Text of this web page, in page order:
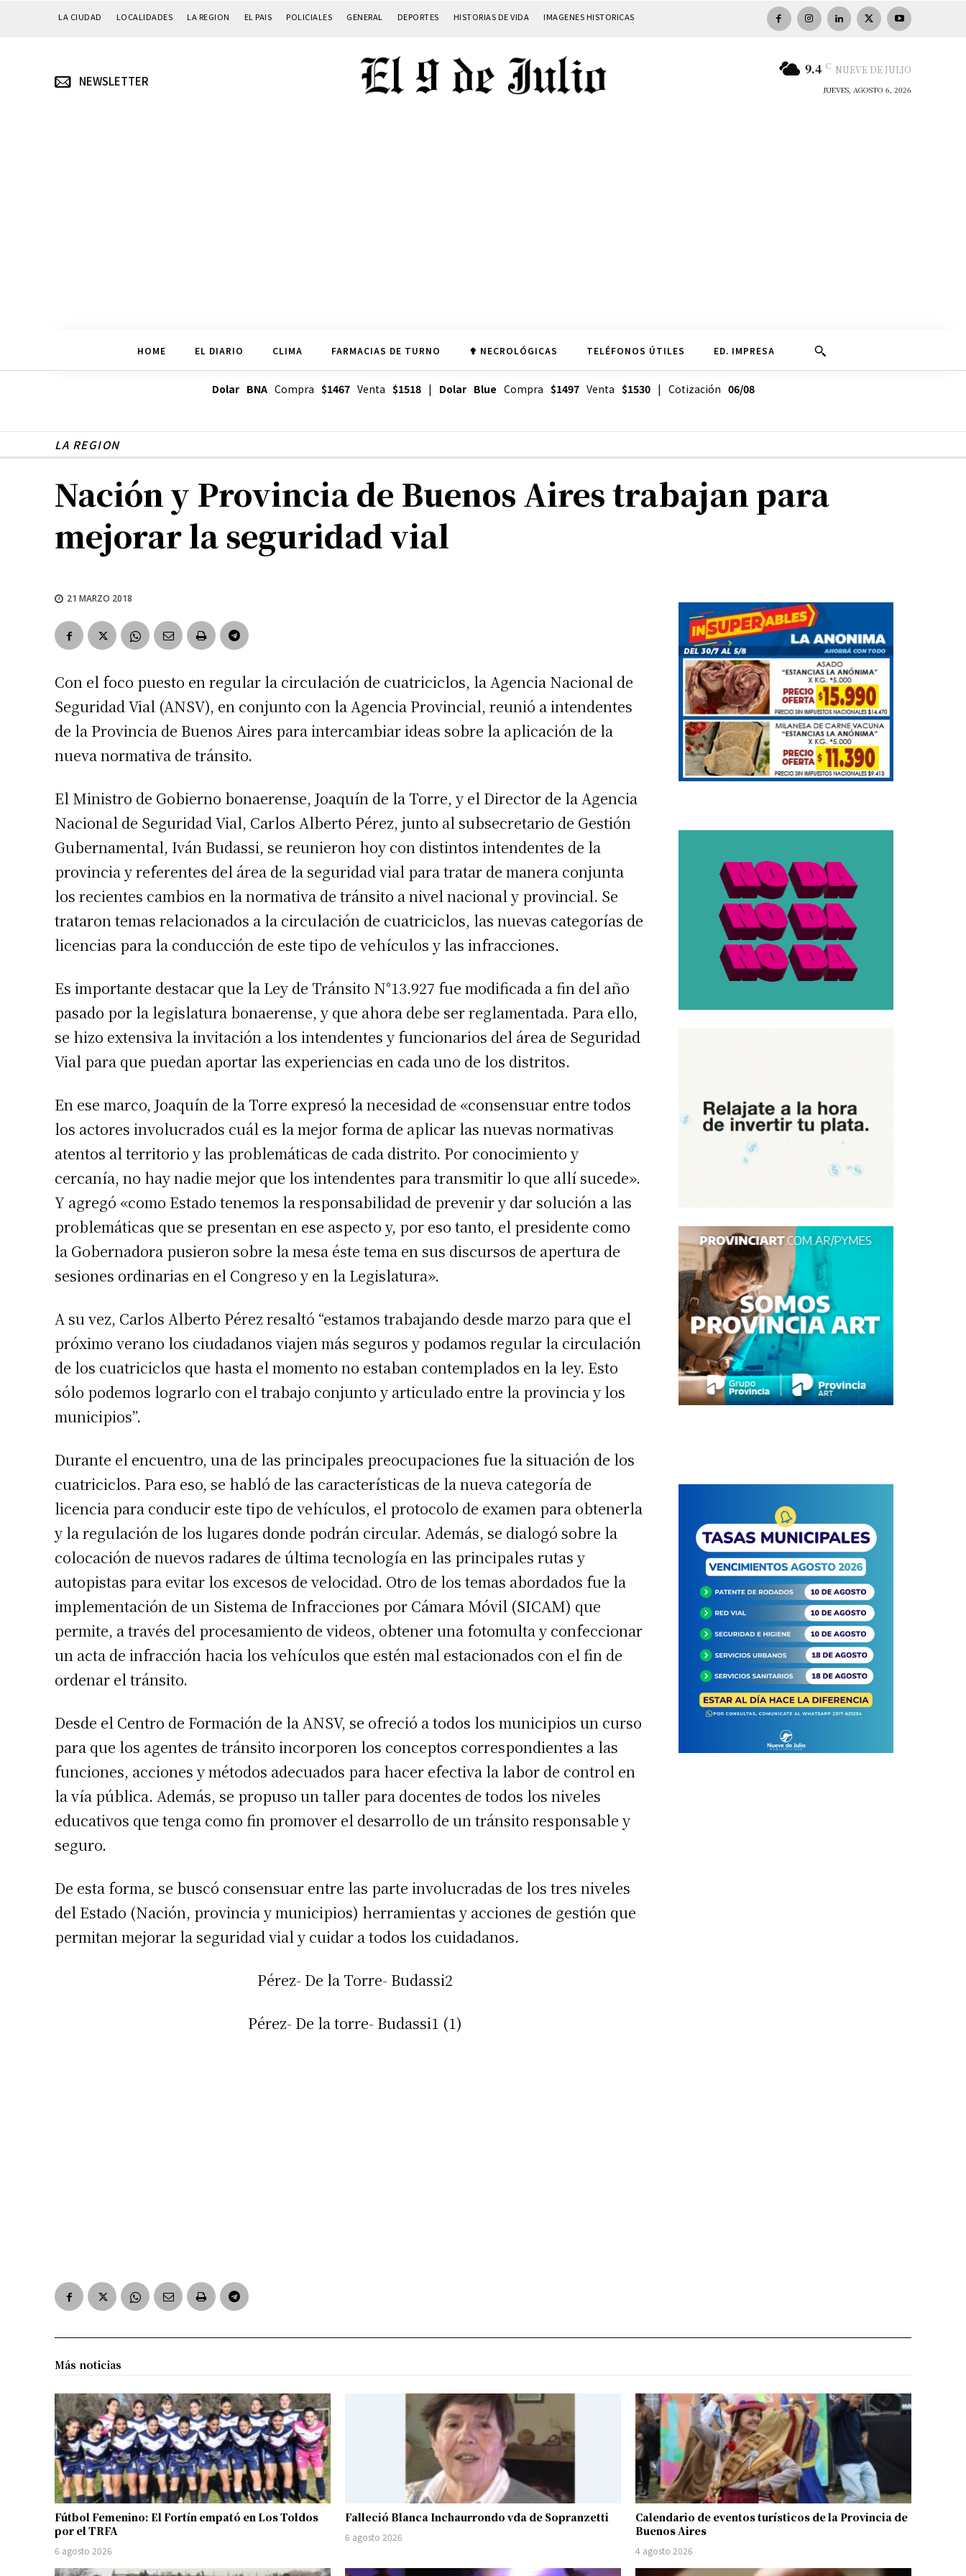
Dirección de correo electrónico*
Nombre
Apellidos
Número de teléfono
LA CIUDAD LOCALIDADES LA REGION EL PAIS POLICIALES GENERAL DEPORTES HISTORIAS DE VIDA IMAGENES HISTORICAS
NEWSLETTER
9.4 C NUEVE DE JULIO
JUEVES, AGOSTO 6, 2026
HOME EL DIARIO CLIMA FARMACIAS DE TURNO ✟ NECROLÓGICAS TELÉFONOS ÚTILES ED. IMPRESA
Dolar BNACompra $1467Venta $1518| Dolar Blue Compra $1497Venta $1530| Cotización 06/08
LA REGION
Nación y Provincia de Buenos Aires trabajan para
mejorar la seguridad vial
21 MARZO 2018
Con el foco puesto en regular la circulación de cuatriciclos, la Agencia Nacional de
Seguridad Vial (ANSV), en conjunto con la Agencia Provincial, reunió a intendentes
de la Provincia de Buenos Aires para intercambiar ideas sobre la aplicación de la
nueva normativa de tránsito.
El Ministro de Gobierno bonaerense, Joaquín de la Torre, y el Director de la Agencia
Nacional de Seguridad Vial, Carlos Alberto Pérez, junto al subsecretario de Gestión
Gubernamental, Iván Budassi, se reunieron hoy con distintos intendentes de la
provincia y referentes del área de la seguridad vial para tratar de manera conjunta
los recientes cambios en la normativa de tránsito a nivel nacional y provincial. Se
trataron temas relacionados a la circulación de cuatriciclos, las nuevas categorías de
licencias para la conducción de este tipo de vehículos y las infracciones.
Es importante destacar que la Ley de Tránsito N°13.927 fue modificada a fin del año
pasado por la legislatura bonaerense, y que ahora debe ser reglamentada. Para ello,
se hizo extensiva la invitación a los intendentes y funcionarios del área de Seguridad
Vial para que puedan aportar las experiencias en cada uno de los distritos.
En ese marco, Joaquín de la Torre expresó la necesidad de «consensuar entre todos
los actores involucrados cuál es la mejor forma de aplicar las nuevas normativas
atentos al territorio y las problemáticas de cada distrito. Por conocimiento y
cercanía, no hay nadie mejor que los intendentes para transmitir lo que allí sucede».
Y agregó «como Estado tenemos la responsabilidad de prevenir y dar solución a las
problemáticas que se presentan en ese aspecto y, por eso tanto, el presidente como
la Gobernadora pusieron sobre la mesa éste tema en sus discursos de apertura de
sesiones ordinarias en el Congreso y en la Legislatura».
A su vez, Carlos Alberto Pérez resaltó “estamos trabajando desde marzo para que el
próximo verano los ciudadanos viajen más seguros y podamos regular la circulación
de los cuatriciclos que hasta el momento no estaban contemplados en la ley. Esto
sólo podemos lograrlo con el trabajo conjunto y articulado entre la provincia y los
municipios”.
Durante el encuentro, una de las principales preocupaciones fue la situación de los
cuatriciclos. Para eso, se habló de las características de la nueva categoría de
licencia para conducir este tipo de vehículos, el protocolo de examen para obtenerla
y la regulación de los lugares donde podrán circular. Además, se dialogó sobre la
colocación de nuevos radares de última tecnología en las principales rutas y
autopistas para evitar los excesos de velocidad. Otro de los temas abordados fue la
implementación de un Sistema de Infracciones por Cámara Móvil (SICAM) que
permite, a través del procesamiento de videos, obtener una fotomulta y confeccionar
un acta de infracción hacia los vehículos que estén mal estacionados con el fin de
ordenar el tránsito.
Desde el Centro de Formación de la ANSV, se ofreció a todos los municipios un curso
para que los agentes de tránsito incorporen los conceptos correspondientes a las
funciones, acciones y métodos adecuados para hacer efectiva la labor de control en
la vía pública. Además, se propuso un taller para docentes de todos los niveles
educativos que tenga como fin promover el desarrollo de un tránsito responsable y
seguro.
De esta forma, se buscó consensuar entre las parte involucradas de los tres niveles
del Estado (Nación, provincia y municipios) herramientas y acciones de gestión que
permitan mejorar la seguridad vial y cuidar a todos los cuidadanos.
Más noticias
Fútbol Femenino: El Fortín empató en Los Toldos
por el TRFA
6 agosto 2026
Falleció Blanca Inchaurrondo vda de Sopranzetti
6 agosto 2026
Calendario de eventos turísticos de la Provincia de
Buenos Aires
4 agosto 2026